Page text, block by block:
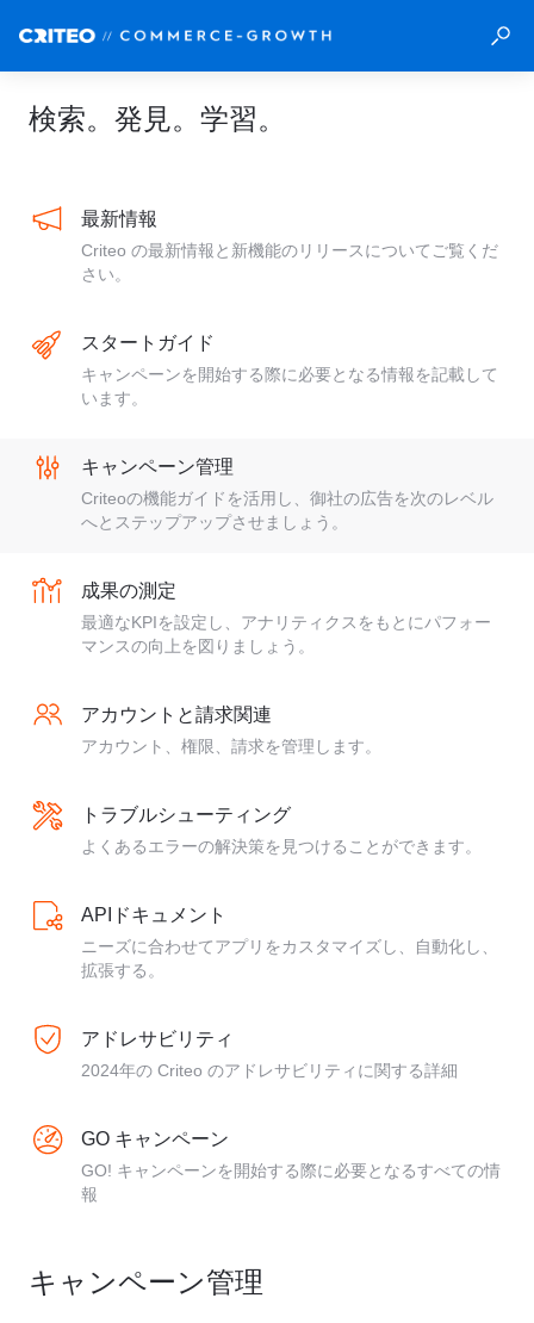
検索。発見。学習。
最新情報
Criteo の最新情報と新機能のリリースについてご覧くだ
さい。
スタートガイド
キャンペーンを開始する際に必要となる情報を記載して
います。
キャンペーン管理
Criteoの機能ガイドを活用し、御社の広告を次のレベル
へとステップアップさせましょう。
成果の測定
最適なKPIを設定し、アナリティクスをもとにパフォー
マンスの向上を図りましょう。
アカウントと請求関連
アカウント、権限、請求を管理します。
トラブルシューティング
よくあるエラーの解決策を見つけることができます。
APIドキュメント
ニーズに合わせてアプリをカスタマイズし、自動化し、
拡張する。
アドレサビリティ
2024年の Criteo のアドレサビリティに関する詳細
GO キャンペーン
GO! キャンペーンを開始する際に必要となるすべての情
報
キャンペーン管理